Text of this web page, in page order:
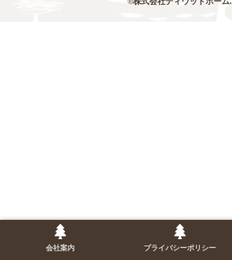
会社案内 プライバシーポリシー